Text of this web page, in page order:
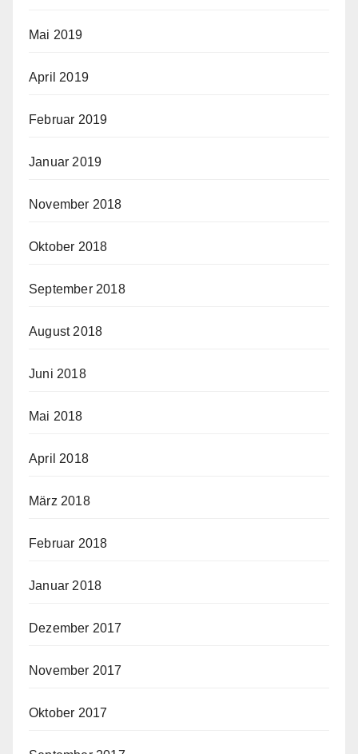
Mai 2019
April 2019
Februar 2019
Januar 2019
November 2018
Oktober 2018
September 2018
August 2018
Juni 2018
Mai 2018
April 2018
März 2018
Februar 2018
Januar 2018
Dezember 2017
November 2017
Oktober 2017